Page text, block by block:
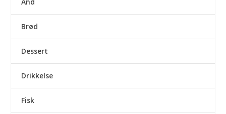
Brød
Dessert
Drikkelse
Fisk